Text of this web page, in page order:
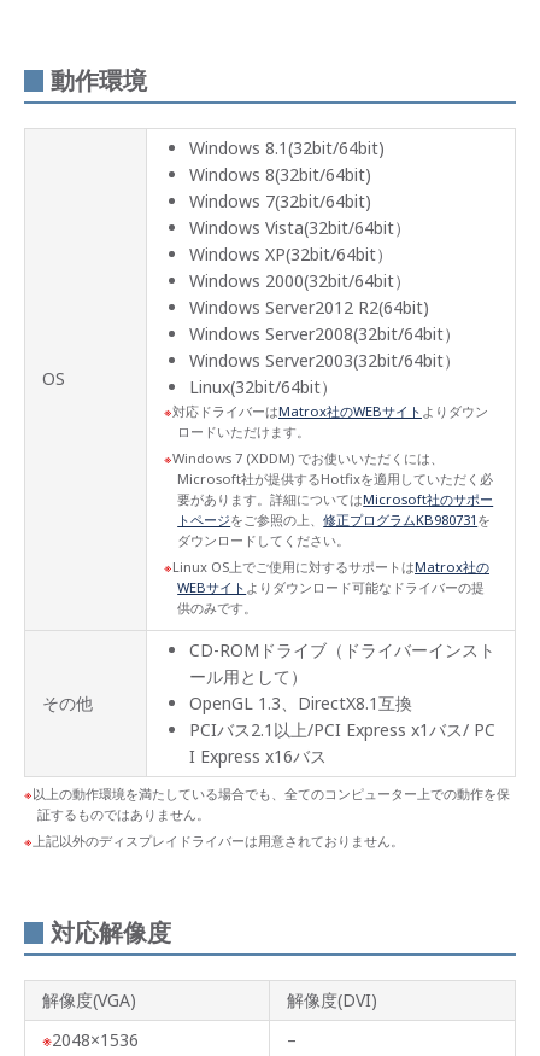
動作環境
OS
Windows 8.1(32bit/64bit)
Windows 8(32bit/64bit)
Windows 7(32bit/64bit)
Windows Vista(32bit/64bit）
Windows XP(32bit/64bit）
Windows 2000(32bit/64bit）
Windows Server2012 R2(64bit)
Windows Server2008(32bit/64bit）
Windows Server2003(32bit/64bit）
Linux(32bit/64bit）
対応ドライバーはMatrox社のWEBサイト よりダウン
ロードいただけます。
Windows 7 (XDDM) でお使いいただくには、
Microsoft社が提供するHotfixを適用していただく必
要があります。詳細についてはMicrosoft社のサポー
トページをご参照の上、修正プログラムKB980731 を
ダウンロードしてください。
Linux OS上でご使用に対するサポートはMatrox社の
WEBサイト よりダウンロード可能なドライバーの提
供のみです。
その他
CD-ROMドライブ（ドライバーインスト
ール用として）
OpenGL 1.3、DirectX8.1互換
PCIバス2.1以上/PCI Express x1バス/ PC
I Express x16バス
以上の動作環境を満たしている場合でも、全てのコンピューター上での動作を保
証するものではありません。
上記以外のディスプレイドライバーは用意されておりません。
対応解像度
解像度(VGA)
解像度(DVI)
2048×1536
–